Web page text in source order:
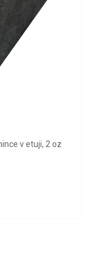
v etuji, 2 oz